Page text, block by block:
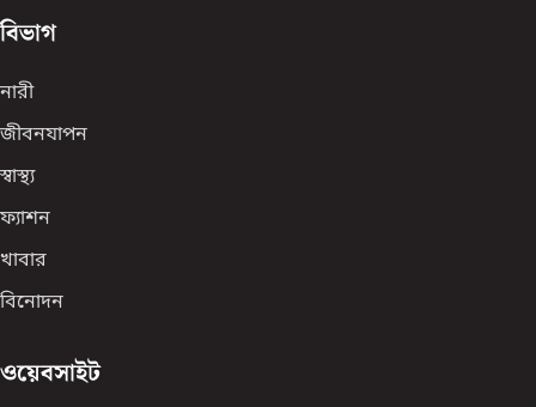
বিভাগ
নারী
জীবনযাপন
স্বাস্থ্য
ফ্যাশন
খাবার
বিনোদন
ওয়েবসাইট